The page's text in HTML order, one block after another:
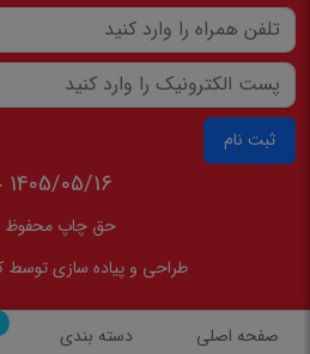
صفحه اصلی دسته بندی
ثبت نام
1405/05/16 جمعه
حق چاپ
طراحی و پیاده سازی توسط